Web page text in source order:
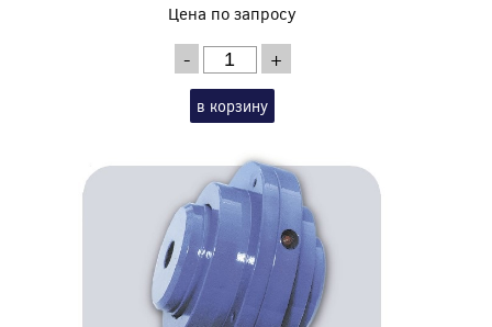
Цена по запросу
- +
в корзину